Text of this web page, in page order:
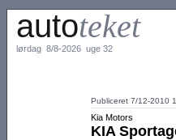
autoteket
lørdag 8/8-2026 uge 32
Publiceret 7/12-2010
Kia Motors
KIA